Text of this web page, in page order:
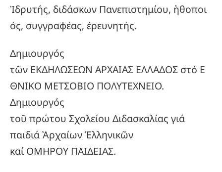
Ἰδρυτής, διδάσκων Πανεπιστημίου, ἠθοποι
ός, συγγραφέας, ἐρευνητής.
Δημιουργός
τῶν ΕΚΔΗΛΩΣΕΩΝ ΑΡΧΑΙΑΣ ΕΛΛΑΔΟΣ στό Ε
ΘΝΙΚΟ ΜΕΤΣΟΒΙΟ ΠΟΛΥΤΕΧΝΕΙΟ.
Δημιουργός
τοῦ πρώτου Σχολείου Διδασκαλίας γιά
παιδιά Ἀρχαίων Ἑλληνικῶν
καί ΟΜΗΡΟΥ ΠΑΙΔΕΙΑΣ.